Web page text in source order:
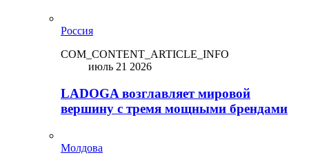
Россия
COM_CONTENT_ARTICLE_INFO
июль 21 2026
LADOGA возглавляет мировой
вершину с тремя мощными брендами
Молдова